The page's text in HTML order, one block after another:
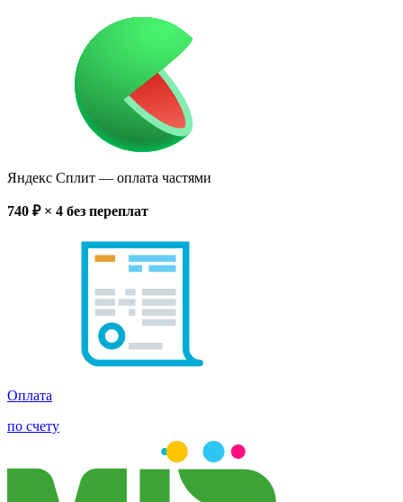
Яндекс Сплит — оплата частями
740 ₽ × 4 без переплат
Оплата
по счету